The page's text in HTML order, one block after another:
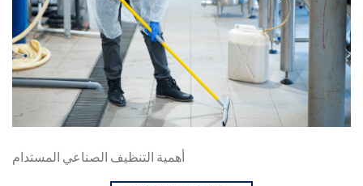
أهمية التنظيف الصناعي المستدام